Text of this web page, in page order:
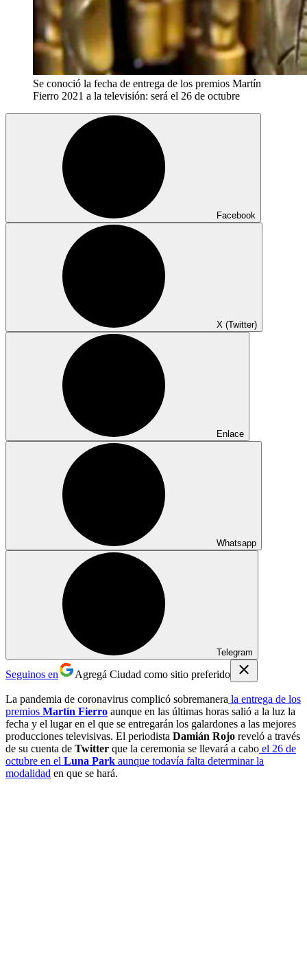
Se conoció la fecha de entrega de los premios Martín
Fierro 2021 a la televisión: será el 26 de octubre
Facebook
X (Twitter)
Enlace
Whatsapp
Telegram
Seguinos en Agregá Ciudad como sitio preferido
La pandemia de coronavirus complicó sobremanera la entrega de los
premios Martín Fierro aunque en las últimas horas salió a la luz la
fecha y el lugar en el que se entregarán los galardones a las mejores
producciones televisivas. El periodista Damián Rojo reveló a través
de su cuenta de Twitter que la ceremonia se llevará a cabo el 26 de
octubre en el Luna Park aunque todavía falta determinar la
modalidad en que se hará.